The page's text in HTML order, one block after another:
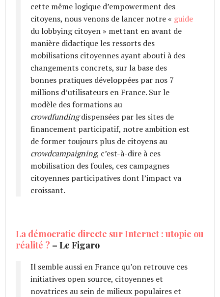
cette même logique d’empowerment des
citoyens, nous venons de lancer notre « guide
du lobbying citoyen » mettant en avant de
manière didactique les ressorts des
mobilisations citoyennes ayant abouti à des
changements concrets, sur la base des
bonnes pratiques développées par nos 7
millions d’utilisateurs en France. Sur le
modèle des formations au
crowdfundingdispensées par les sites de
financement participatif, notre ambition est
de former toujours plus de citoyens au
crowdcampaigning, c’est-à-dire à ces
mobilisation des foules, ces campagnes
citoyennes participatives dont l’impact va
croissant.
La démocratie directe sur Internet : utopie ou
réalité ? – Le Figaro
Il semble aussi en France qu’on retrouve ces
initiatives open source, citoyennes et
novatrices au sein de milieux populaires et